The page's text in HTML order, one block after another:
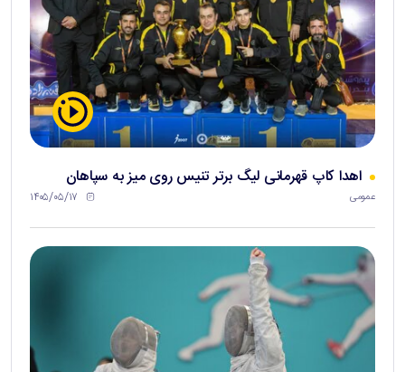
اهدا کاپ قهرمانی لیگ برتر تنیس روی میز به سپاهان
عمومی ۱۴۰۵/۰۵/۱۷